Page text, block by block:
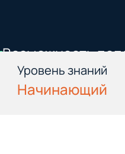
Возможность
на стажировку
Уровень знаний
Начинающий